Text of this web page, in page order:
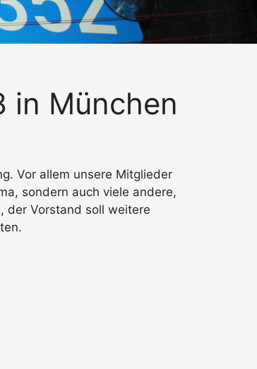
in München
Vor allem unsere Mitglieder
sondern auch viele andere,
der Vorstand soll weitere